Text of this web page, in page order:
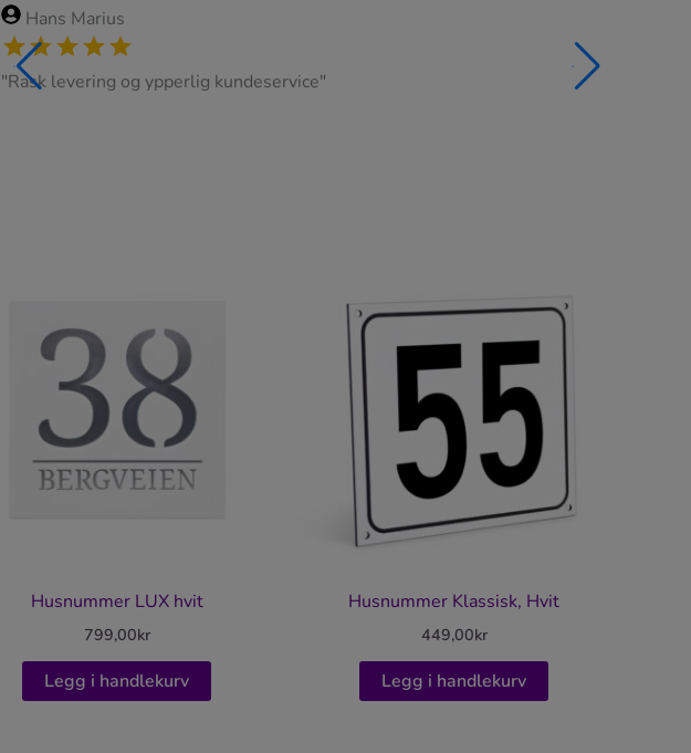
Husnummer LUX hvit
799,00kr
Legg i handlekurv
Husnummer Klassisk, Hvit
449,00kr
Legg i handlekurv